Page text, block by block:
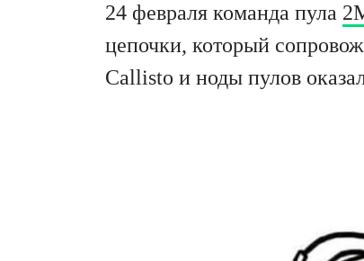
24 февраля команда пула
цепочки, который
Callisto и ноды пулов